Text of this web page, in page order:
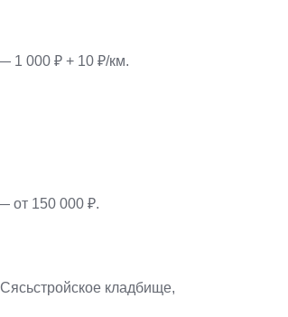
1 000 ₽ + 10 ₽/км.
от 150 000 ₽.
кладбище,